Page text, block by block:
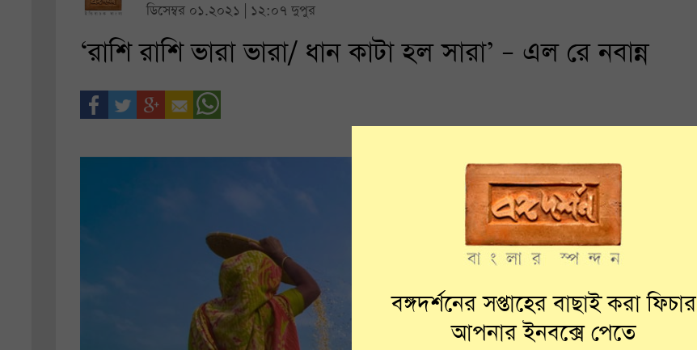
ডিসেম্বর ০১.২০২১ | ১২:০৭ দুপুর
‘রাশি রাশি ভারা ভারা/ ধান কাটা হল সারা’ – এল রে নবান্ন
বঙ্গদর্শনের সপ্তাহের বাছাই করা ফিচার
আপনার ইনবক্সে পেতে